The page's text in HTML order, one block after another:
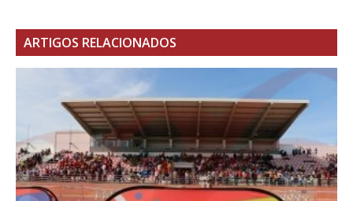
ARTIGOS RELACIONADOS